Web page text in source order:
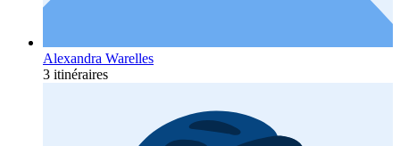
Alexandra Warelles
3 itinéraires